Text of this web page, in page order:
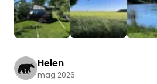
Helen
mag 2026